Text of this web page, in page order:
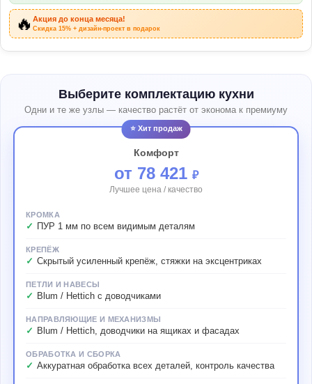
🔥Акция до конца месяца!
Скидка 15% + дизайн-проект в подарок
Выберите комплектацию кухни
Одни и те же узлы — качество растёт от эконома к премиуму
⭐ Хит продаж
Комфорт
от 78 421 ₽
Лучшее цена / качество
КРОМКА
ПУР 1 мм по всем видимым деталям
КРЕПЁЖ
Скрытый усиленный крепёж, стяжки на эксцентриках
ПЕТЛИ И НАВЕСЫ
Blum / Hettich с доводчиками
НАПРАВЛЯЮЩИЕ И МЕХАНИЗМЫ
Blum / Hettich, доводчики на ящиках и фасадах
ОБРАБОТКА И СБОРКА
Аккуратная обработка всех деталей, контроль качества